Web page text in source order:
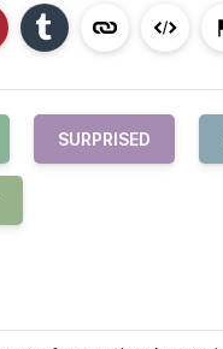
SURPRISED